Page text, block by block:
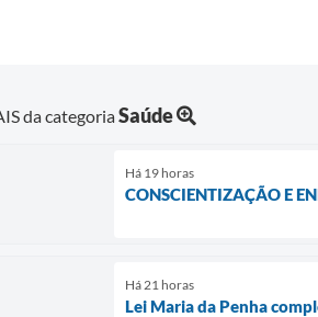
da categoriaSaúde
Há 19 horas
CONSCIENTIZAÇÃO E
Há 21 horas
Lei Maria da Penha